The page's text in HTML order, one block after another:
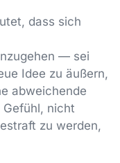
dass sich
— sei
Idee zu äußern,
abweichende
nicht
zu werden,